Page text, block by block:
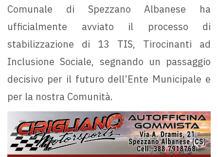
Comunale di Spezzano Albanese ha
ufficialmente avviato il processo di
stabilizzazione di 13 TIS, Tirocinanti ad
Inclusione Sociale, segnando un passaggio
decisivo per il futuro dell’Ente Municipale e
per la nostra Comunità.